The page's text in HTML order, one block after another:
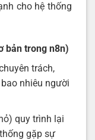
cho hệ thống
bản trong n8n)
trách,
nhiêu người
quy trình lại
gặp sự